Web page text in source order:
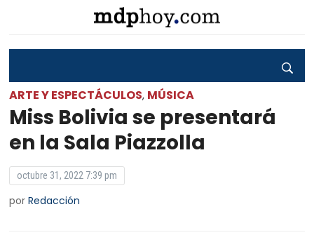
ARTE Y ESPECTÁCULOS, MÚSICA
Miss Bolivia se presentará
en la Sala Piazzolla
octubre 31, 2022 7:39 pm
porRedacción